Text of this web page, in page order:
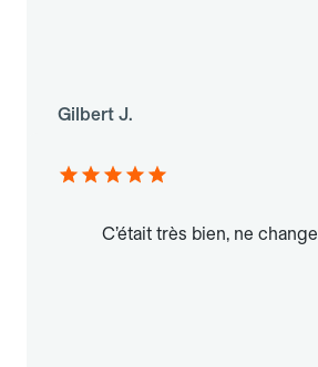
Gilbert J.
C’était très bien, ne